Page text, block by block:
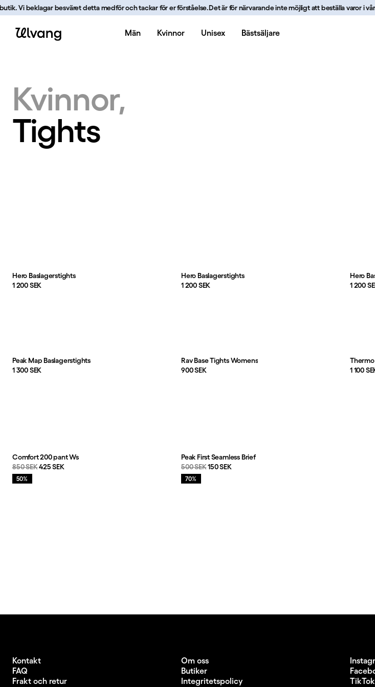
Hoppa till innehåll
Vi beklagar besväret detta medför och tackar för er förståelse.Det är för närvarande inte möjligt att beställa varor i
Män Kvinnor Unisex Bästsäljare
Tights
Kvinnor
Tights
Hero Baslagerstights
Pris:
1 200 SEK
Hero Baslagerstights
Pris:
1 200 SEK
Hero
Pris:
1 200
Peak Map Baslagerstights
Pris:
1 300 SEK
Rav Base Tights Womens
Pris:
900 SEK
Thermo
Pris:
1 100
Comfort 200 pant Ws
Originalpris:
850 SEKReapris:
425 SEK
Rea:
50%
Peak First Seamless Brief
Originalpris:
500 SEKReapris:
150 SEK
Rea:
70%
Kontakt
FAQ
Frakt och retur
Om oss
Butiker
Integritetspolicy
TikTok